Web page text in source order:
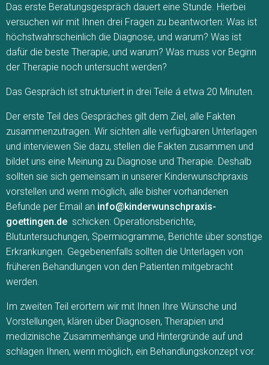
Das erste Beratungsgespräch dauert eine Stunde. Hierbei
versuchen wir mit Ihnen drei Fragen zu beantworten: Was ist
höchstwahrscheinlich die Diagnose, und warum? Was ist
dafür die beste Therapie, und warum? Was muss vor Beginn
der Therapie noch untersucht werden?
Das Gespräch ist strukturiert in drei Teile á etwa 20 Minuten.
Der erste Teil des Gespräches gilt dem Ziel, alle Fakten
zusammenzutragen. Wir sichten alle verfügbaren Unterlagen
und interviewen Sie dazu, stellen die Fakten zusammen und
bildet uns eine Meinung zu Diagnose und Therapie. Deshalb
sollten sie sich gemeinsam in unserer Kinderwunschpraxis
vorstellen und wenn möglich, alle bisher vorhandenen
Befunde per Email an info@kinderwunschpraxis-
goettingen.de schicken: Operationsberichte,
Blutuntersuchungen, Spermiogramme, Berichte über sonstige
Erkrankungen. Gegebenenfalls sollten die Unterlagen von
früheren Behandlungen von den Patienten mitgebracht
werden.
Im zweiten Teil erörtern wir mit Ihnen Ihre Wünsche und
Vorstellungen, klären über Diagnosen, Therapien und
medizinische Zusammenhänge und Hintergründe auf und
schlagen Ihnen, wenn möglich, ein Behandlungskonzept vor.